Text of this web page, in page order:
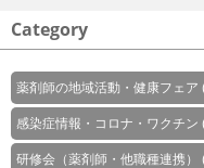
Category
薬剤師の地域活動・健康フェア
感染症情報・コロナ・ワクチン
研修会（薬剤師・他職種連携）